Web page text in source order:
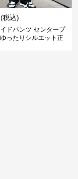
(税込)
ドパンツ センタープ
ったりシルエット正